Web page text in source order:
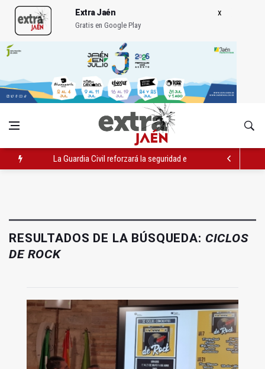
Extra Jaén
Gratis en Google Play
La Guardia Civil reforzará la seguridad el 12 de agosto por el
RESULTADOS DE LA BÚSQUEDA: CICLOS
DE ROCK